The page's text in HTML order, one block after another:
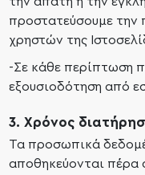
προστατεύσουμε
χρηστών της
-Σε κάθε περίπτωση
εξουσιοδότηση από
3. Χρόνος
Τα προσωπικά
αποθηκεύονται πέρα